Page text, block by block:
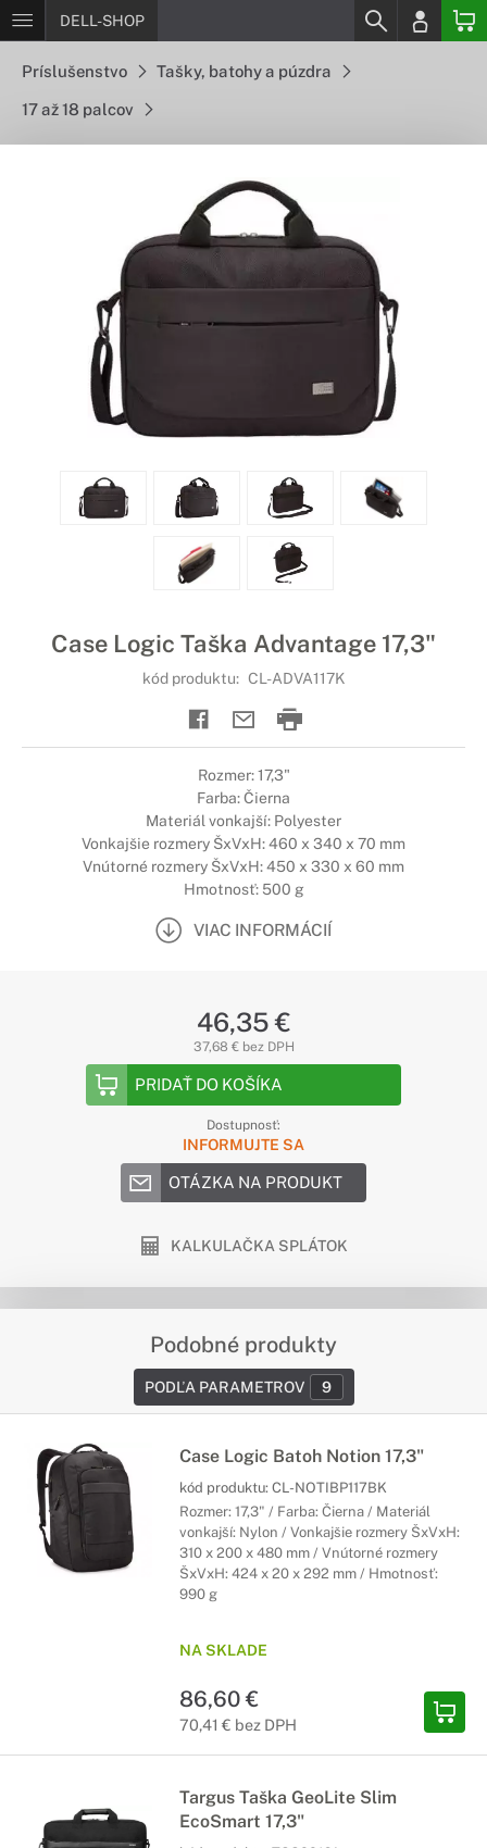
DELL-SHOP
Príslušenstvo Tašky, batohy a púzdra
17 až 18 palcov
Case Logic Taška Advantage 17,3"
kód produktu: CL-ADVA117K
Rozmer: 17,3"
Farba: Čierna
Materiál vonkajší: Polyester
Vonkajšie rozmery ŠxVxH: 460 x 340 x 70 mm
Vnútorné rozmery ŠxVxH: 450 x 330 x 60 mm
Hmotnosť: 500 g
VIAC INFORMÁCIÍ
46,35 €
37,68 € bez DPH
PRIDAŤ DO KOŠÍKA
Dostupnosť:
INFORMUJTE SA
OTÁZKA NA PRODUKT
KALKULAČKA SPLÁTOK
Podobné produkty
PODĽA PARAMETROV 9
Case Logic Batoh Notion 17,3"
kód produktu: CL-NOTIBP117BK
Rozmer: 17,3" / Farba: Čierna / Materiál
vonkajší: Nylon / Vonkajšie rozmery ŠxVxH:
310 x 200 x 480 mm / Vnútorné rozmery
ŠxVxH: 424 x 20 x 292 mm / Hmotnosť:
990 g
NA SKLADE
86,60 €
70,41 € bez DPH
Targus Taška GeoLite Slim
EcoSmart 17,3"